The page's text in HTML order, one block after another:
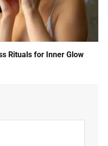
Rituals for Inner Glow